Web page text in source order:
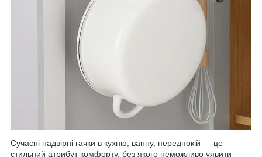
Сучасні надвірні гачки в кухню, ванну, передпокій — це
стильний атрибут комфорту, без якого неможливо уявити